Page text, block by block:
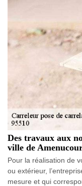
Des travaux aux
ville de
Pour la réalisation de
ou extérieur,
mesure et qui